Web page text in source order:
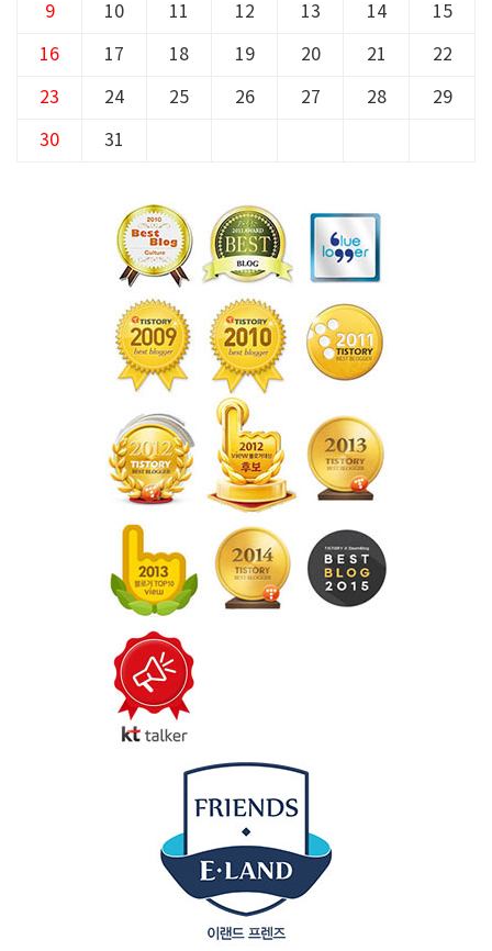
9 10 11 12 13 14 15
16 17 18 19 20 21 22
23 24 25 26 27 28 29
30 31